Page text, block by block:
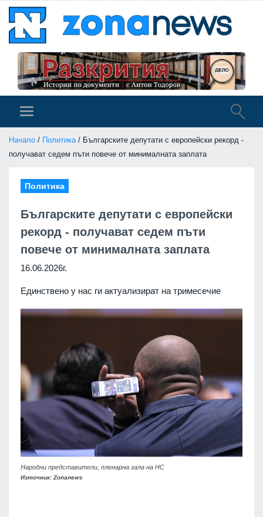
Начало / Политика/ Българските депутати с европейски рекорд -
получават седем пъти повече от минималната заплата
Политика
Българските депутати с европейски
рекорд - получават седем пъти
повече от минималната заплата
16.06.2026г.
Единствено у нас ги актуализират на тримесечие
Народни представители, пленарна зала на НС
Източник: Zonanews